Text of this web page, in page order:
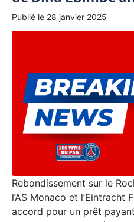
Publié le 28 janvier 2025
Rebondissement sur le
l’AS Monaco et
accord pour un prêt